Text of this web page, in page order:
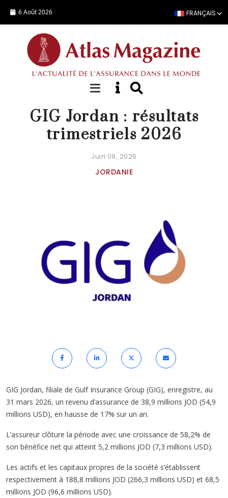
6 Août 2026 FRANÇAIS
ACTUALITÉ
GIG Jordan : résultats
trimestriels 2026
Juin 09, 2026
JORDANIE
GIG Jordan, filiale de Gulf Insurance Group (GIG), enregistre, au
31 mars 2026, un revenu d’assurance de 38,9 millions JOD (54,9
millions USD), en hausse de 17% sur un an.
L’assureur clôture la période avec une croissance de 58,2% de
son bénéfice net qui atteint 5,2 millions JOD (7,3 millions USD).
Les actifs et les capitaux propres de la société s’établissent
respectivement à 188,8 millions JOD (266,3 millions USD) et 68,5
millions JOD (96,6 millions USD).